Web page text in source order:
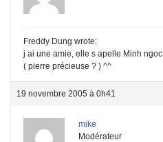
Freddy Dung wrote:
j ai une amie, elle s apelle Minh ngoc.
( pierre précieuse ? ) ^^
19 novembre 2005 à 0h41
mike
Modérateur